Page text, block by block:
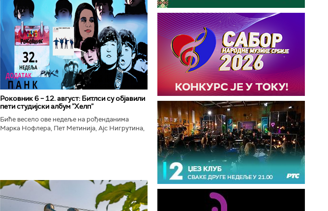
Роковник 6 – 12. август: Битлси су објавили
пети студијски албум ”Хелп”
Биће весело ове недеље на рођенданима
Марка Нофлера, Пет Метинија, Ајс Нигрутина,